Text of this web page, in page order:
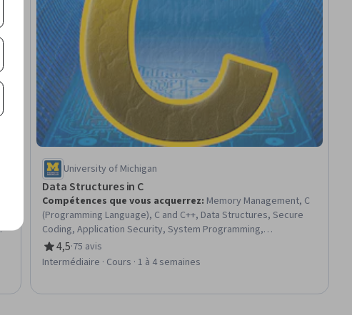
University of Michigan
Data Structures in C
Compétences que vous acquerrez: Memory Management, C
(Programming Language), C and C++, Data Structures, Secure
Coding, Application Security, System Programming,
Programming Principles
4,5
évaluation, 4,5 sur 5 étoiles
·75 avis
Intermédiaire · Cours · 1 à 4 semaines